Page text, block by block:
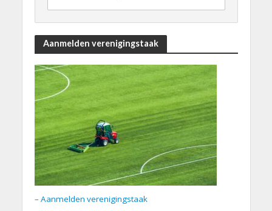
Aanmelden verenigingstaak
– Aanmelden verenigingstaak